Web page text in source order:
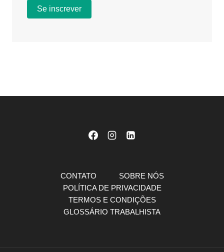
CONTATO
SOBRE NÓS
POLÍTICA DE PRIVACIDADE
TERMOS E CONDIÇÕES
GLOSSÁRIO TRABALHISTA